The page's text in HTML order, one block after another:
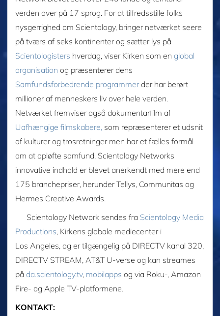
verden over på 17 sprog. For at tilfredsstille folks
nysgerrighed om Scientology, bringer netværket seere
på tværs af seks kontinenter og sætter lys på
Scientologisters hverdag, viser Kirken som en global
organisation og præsenterer dens
Samfundsforbedrende programmerder har berørt
millioner af menneskers liv over hele verden.
Netværket fremviser også dokumentarfilm af
Uafhængige filmskabere, som repræsenterer et udsnit
af kulturer og trosretninger men har et fælles formål
om at opløfte samfund. Scientology Networks
innovative indhold er blevet anerkendt med mere end
175 branchepriser, herunder Tellys, Communitas og
Hermes Creative Awards.
Scientology Network sendes fra Scientology Media
Productions, Kirkens globale mediecenter i
Los Angeles, og er tilgængelig på DIRECTV kanal 320,
DIRECTV STREAM, AT&T U-verse og kan streames
på da.scientology.tv, mobilapps og via Roku-, Amazon
Fire- og Apple TV-platformene.
KONTAKT: